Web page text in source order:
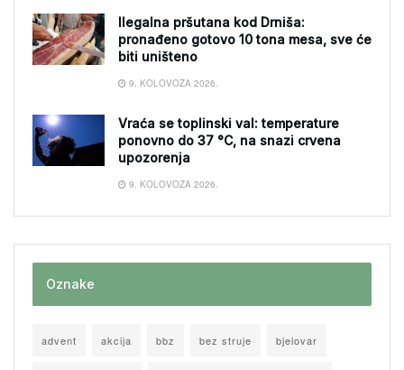
Ilegalna pršutana kod Drniša:
pronađeno gotovo 10 tona mesa, sve će
biti uništeno
9. KOLOVOZA 2026.
Vraća se toplinski val: temperature
ponovno do 37 °C, na snazi crvena
upozorenja
9. KOLOVOZA 2026.
Oznake
advent akcija bbz bez struje bjelovar